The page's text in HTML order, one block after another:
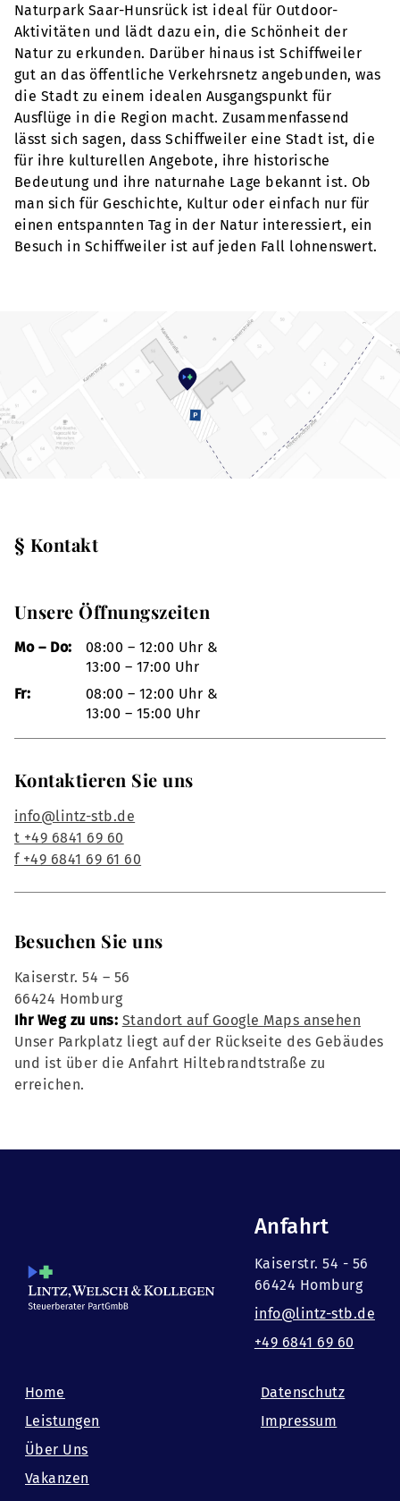
Naturpark Saar-Hunsrück ist ideal für Outdoor-
Aktivitäten und lädt dazu ein, die Schönheit der
Natur zu erkunden. Darüber hinaus ist Schiffweiler
gut an das öffentliche Verkehrsnetz angebunden, was
die Stadt zu einem idealen Ausgangspunkt für
Ausflüge in die Region macht. Zusammenfassend
lässt sich sagen, dass Schiffweiler eine Stadt ist, die
für ihre kulturellen Angebote, ihre historische
Bedeutung und ihre naturnahe Lage bekannt ist. Ob
man sich für Geschichte, Kultur oder einfach nur für
einen entspannten Tag in der Natur interessiert, ein
Besuch in Schiffweiler ist auf jeden Fall lohnenswert.
§ Kontakt
Unsere Öffnungszeiten
Mo – Do:
08:00 – 12:00 Uhr &
13:00 – 17:00 Uhr
Fr:
08:00 – 12:00 Uhr &
13:00 – 15:00 Uhr
Kontaktieren Sie uns
info@lintz-stb.de
t +49 6841 69 60
f +49 6841 69 61 60
Besuchen Sie uns
Kaiserstr. 54 – 56
66424 Homburg
Ihr Weg zu uns: Standort auf Google Maps ansehen
Unser Parkplatz liegt auf der Rückseite des Gebäudes
und ist über die Anfahrt Hiltebrandtstraße zu
erreichen.
Anfahrt
Kaiserstr. 54 - 56
66424 Homburg
info@lintz-stb.de
+49 6841 69 60
Home
Leistungen
Über Uns
Vakanzen
Datenschutz
Impressum